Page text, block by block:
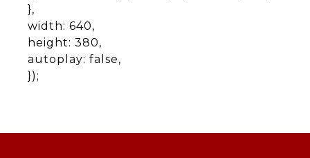
},
width: 640,
height: 380,
autoplay: false,
});